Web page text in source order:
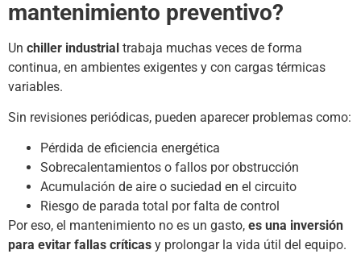
mantenimiento preventivo?
Un chiller industrial trabaja muchas veces de forma
continua, en ambientes exigentes y con cargas térmicas
variables.
Sin revisiones periódicas, pueden aparecer problemas como:
Pérdida de eficiencia energética
Sobrecalentamientos o fallos por obstrucción
Acumulación de aire o suciedad en el circuito
Riesgo de parada total por falta de control
Por eso, el mantenimiento no es un gasto, es una inversión
para evitar fallas críticas y prolongar la vida útil del equipo.